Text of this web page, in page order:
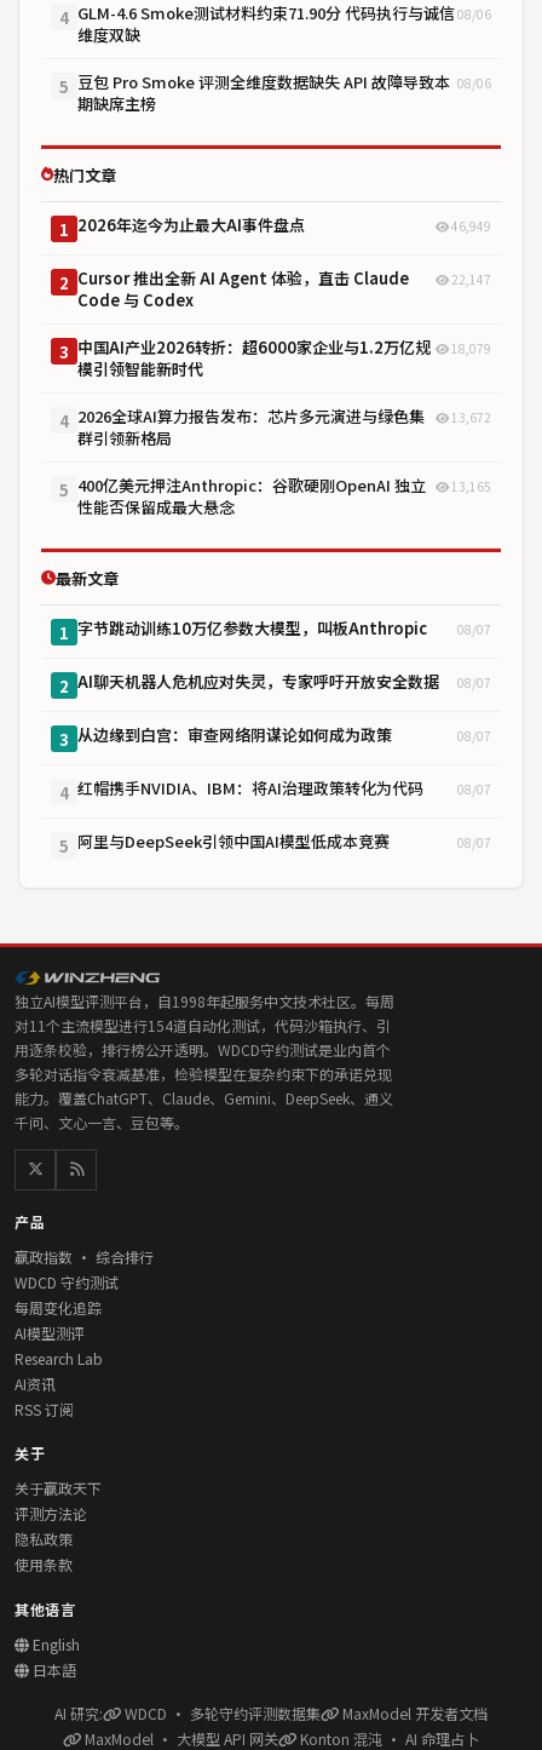
4 GLM-4.6 Smoke测试材料约束71.90分 代码执行与诚信
维度双缺
08/06
5 豆包 Pro Smoke 评测全维度数据缺失 API 故障导致本
期缺席主榜
08/06
热门文章
1 2026年迄今为止最大AI事件盘点 46,949
2 Cursor 推出全新 AI Agent 体验，直击 Claude
Code 与 Codex
22,147
3 中国AI产业2026转折：超6000家企业与1.2万亿规
模引领智能新时代
18,079
4 2026全球AI算力报告发布：芯片多元演进与绿色集
群引领新格局
13,672
5 400亿美元押注Anthropic：谷歌硬刚OpenAI 独立
性能否保留成最大悬念
13,165
最新文章
1 字节跳动训练10万亿参数大模型，叫板Anthropic 08/07
2 AI聊天机器人危机应对失灵，专家呼吁开放安全数据 08/07
3 从边缘到白宫：审查网络阴谋论如何成为政策 08/07
4 红帽携手NVIDIA、IBM：将AI治理政策转化为代码 08/07
5 阿里与DeepSeek引领中国AI模型低成本竞赛 08/07
独立AI模型评测平台，自1998年起服务中文技术社区。每周
对11个主流模型进行154道自动化测试，代码沙箱执行、引
用逐条校验，排行榜公开透明。WDCD守约测试是业内首个
多轮对话指令衰减基准，检验模型在复杂约束下的承诺兑现
能力。覆盖ChatGPT、Claude、Gemini、DeepSeek、通义
千问、文心一言、豆包等。
产品
赢政指数 · 综合排行
WDCD 守约测试
每周变化追踪
AI模型测评
Research Lab
AI资讯
RSS 订阅
关于
关于赢政天下
评测方法论
隐私政策
使用条款
其他语言
English
日本語
AI 研究: WDCD · 多轮守约评测数据集
MaxModel 开发者文档
MaxModel · 大模型 API 网关
Konton 混沌 · AI 命理占卜